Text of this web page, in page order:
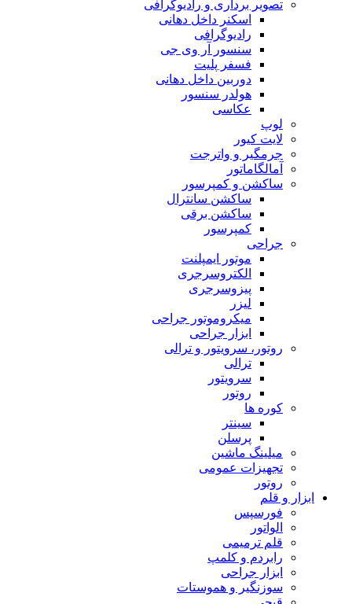
تصویر برداری و رادیوگرافی
اسکنر داخل دهانی
رادیوگرافی
سنسور آر وی جی
فسفر پلیت
دوربین داخل دهانی
هولدر سنسور
عکاسی
لوپ
لایت کیور
جرمگیر و واترجت
آمالگاماتور
ساکشن و کمپرسور
ساکشن سانترال
ساکشن برقی
کمپرسور
جراحی
موتور ایمپلنت
الکتروسرجری
پیزوسرجری
لیزر
میکروموتور جراحی
ابزار جراحی
روتور، سرویتور و ترالی
ترالی
سرویتور
روتور
کوره ها
سینتر
پرسلن
میلینگ ماشین
تجهیزات عمومی
روتور
ابزار و قلم
فورسپس
الواتور
قلم ترمیمی
رابردم و کلمپ
ابزار جراحی
سوزنگیر و هموستات